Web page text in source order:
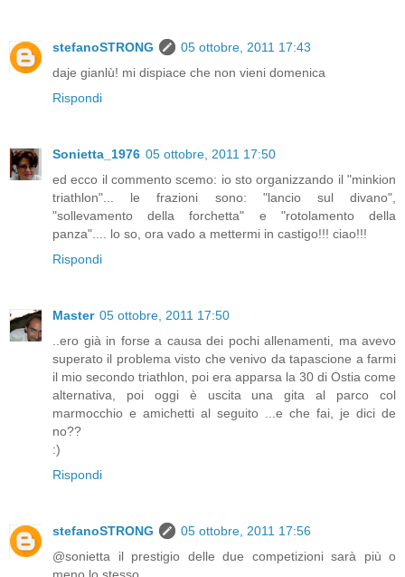
stefanoSTRONG
05 ottobre, 2011 17:43
daje gianlù! mi dispiace che non vieni domenica
Rispondi
Sonietta_1976 05 ottobre, 2011 17:50
ed ecco il commento scemo: io sto organizzando il "minkion
triathlon"... le frazioni sono: "lancio sul divano",
"sollevamento della forchetta" e "rotolamento della
panza".... lo so, ora vado a mettermi in castigo!!! ciao!!!
Rispondi
Master 05 ottobre, 2011 17:50
..ero già in forse a causa dei pochi allenamenti, ma avevo
superato il problema visto che venivo da tapascione a farmi
il mio secondo triathlon, poi era apparsa la 30 di Ostia come
alternativa, poi oggi è uscita una gita al parco col
marmocchio e amichetti al seguito ...e che fai, je dici de
no??
:)
Rispondi
stefanoSTRONG
05 ottobre, 2011 17:56
@sonietta il prestigio delle due competizioni sarà più o